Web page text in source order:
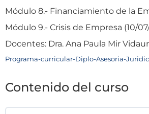
Módulo 8.- Financiamiento de la
Módulo 9.- Crisis de Empresa (10/
Docentes: Dra. Ana Paula Mir
Programa-curricular-Diplo-Asesoria-
Contenido del curso